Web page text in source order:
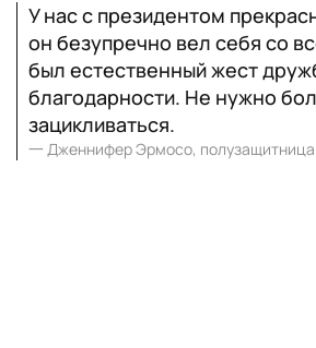
У нас с президентом
он безупречно вел себя со
был естественный жест
благодарности. Не нужно
зацикливаться.
一 Дженнифер Эрмосо,